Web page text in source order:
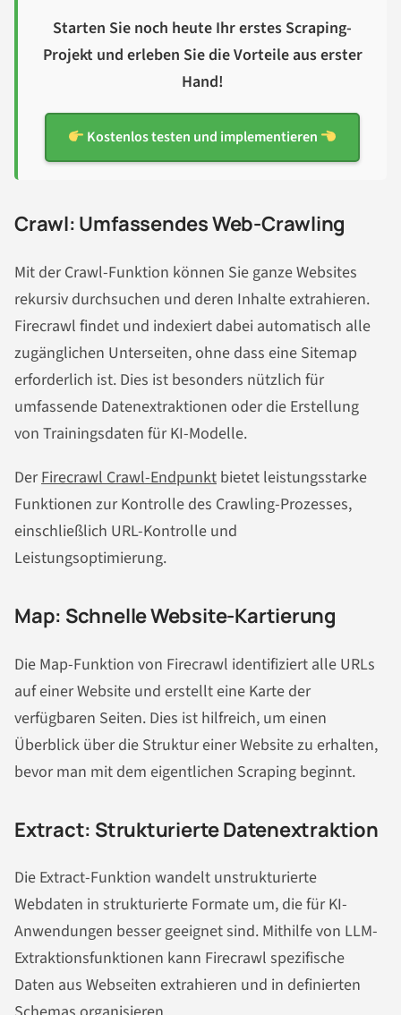
Starten Sie noch heute Ihr erstes Scraping-
Projekt und erleben Sie die Vorteile aus erster
Hand!
Kostenlos testen und implementieren
Crawl: Umfassendes Web-Crawling
Mit der Crawl-Funktion können Sie ganze Websites
rekursiv durchsuchen und deren Inhalte extrahieren.
Firecrawl findet und indexiert dabei automatisch alle
zugänglichen Unterseiten, ohne dass eine Sitemap
erforderlich ist. Dies ist besonders nützlich für
umfassende Datenextraktionen oder die Erstellung
von Trainingsdaten für KI-Modelle.
DerFirecrawl Crawl-Endpunkt bietet leistungsstarke
Funktionen zur Kontrolle des Crawling-Prozesses,
einschließlich URL-Kontrolle und
Leistungsoptimierung.
Map: Schnelle Website-Kartierung
Die Map-Funktion von Firecrawl identifiziert alle URLs
auf einer Website und erstellt eine Karte der
verfügbaren Seiten. Dies ist hilfreich, um einen
Überblick über die Struktur einer Website zu erhalten,
bevor man mit dem eigentlichen Scraping beginnt.
Extract: Strukturierte Datenextraktion
Die Extract-Funktion wandelt unstrukturierte
Webdaten in strukturierte Formate um, die für KI-
Anwendungen besser geeignet sind. Mithilfe von LLM-
Extraktionsfunktionen kann Firecrawl spezifische
Daten aus Webseiten extrahieren und in definierten